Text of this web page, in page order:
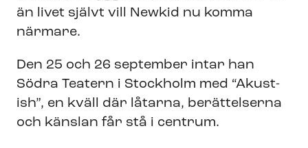
än livet självt vill Newkid nu komma
närmare.
Den 25 och 26 september intar han
Södra Teatern i Stockholm med “Akust-
ish”, en kväll där låtarna, berättelserna
och känslan får stå i centrum.